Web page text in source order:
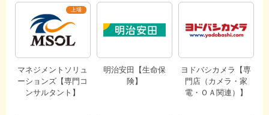
マネジメントソリュ
ーションズ【専門コ
ンサルタント】
明治安田【生命保
険】
ヨドバシカメラ【専
門店（カメラ・家
電・ＯＡ関連）】